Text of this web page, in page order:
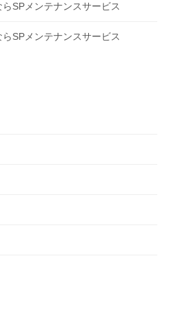
SPメンテナンスサービス
SPメンテナンスサービス